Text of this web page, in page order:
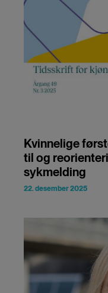
Kvinnelige
til og
sykmelding
22. desember 2025